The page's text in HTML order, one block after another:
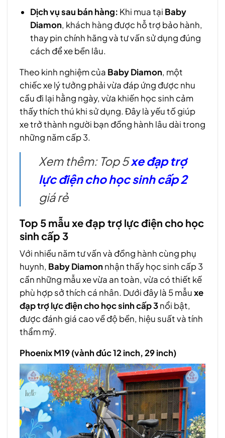
Dịch vụ sau bán hàng: Khi mua tại Baby
Diamon, khách hàng được hỗ trợ bảo hành,
thay pin chính hãng và tư vấn sử dụng đúng
cách để xe bền lâu.
Theo kinh nghiệm của Baby Diamon, một
chiếc xe lý tưởng phải vừa đáp ứng được nhu
cầu đi lại hằng ngày, vừa khiến học sinh cảm
thấy thích thú khi sử dụng. Đây là yếu tố giúp
xe trở thành người bạn đồng hành lâu dài trong
những năm cấp 3.
Xem thêm: Top 5xe đạp trợ
lực điện cho học sinh cấp 2
giá rẻ
Top 5 mẫu xe đạp trợ lực điện cho học
sinh cấp 3
Với nhiều năm tư vấn và đồng hành cùng phụ
huynh, Baby Diamonnhận thấy học sinh cấp 3
cần những mẫu xe vừa an toàn, vừa có thiết kế
phù hợp sở thích cá nhân. Dưới đây là 5 mẫuxe
đạp trợ lực điện cho học sinh cấp 3nổi bật,
được đánh giá cao về độ bền, hiệu suất và tính
thẩm mỹ.
Phoenix M19 (vành đúc 12 inch, 29 inch)